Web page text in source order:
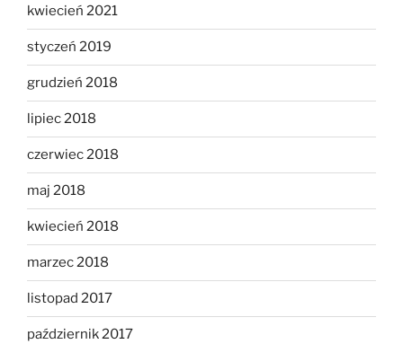
kwiecień 2021
styczeń 2019
grudzień 2018
lipiec 2018
czerwiec 2018
maj 2018
kwiecień 2018
marzec 2018
listopad 2017
październik 2017